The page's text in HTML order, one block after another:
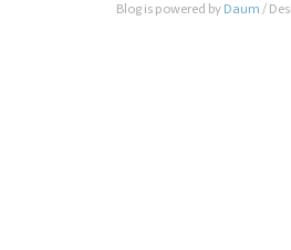
의 언동이 정당한지 자력확인이 가능하
Blog is powered by Daum /